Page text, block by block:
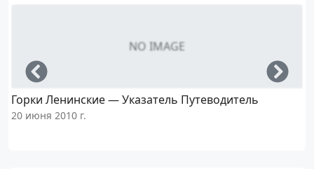
NO IMAGE
Горки Ленинские — Указатель Путеводитель
20 июня 2010 г.
Left